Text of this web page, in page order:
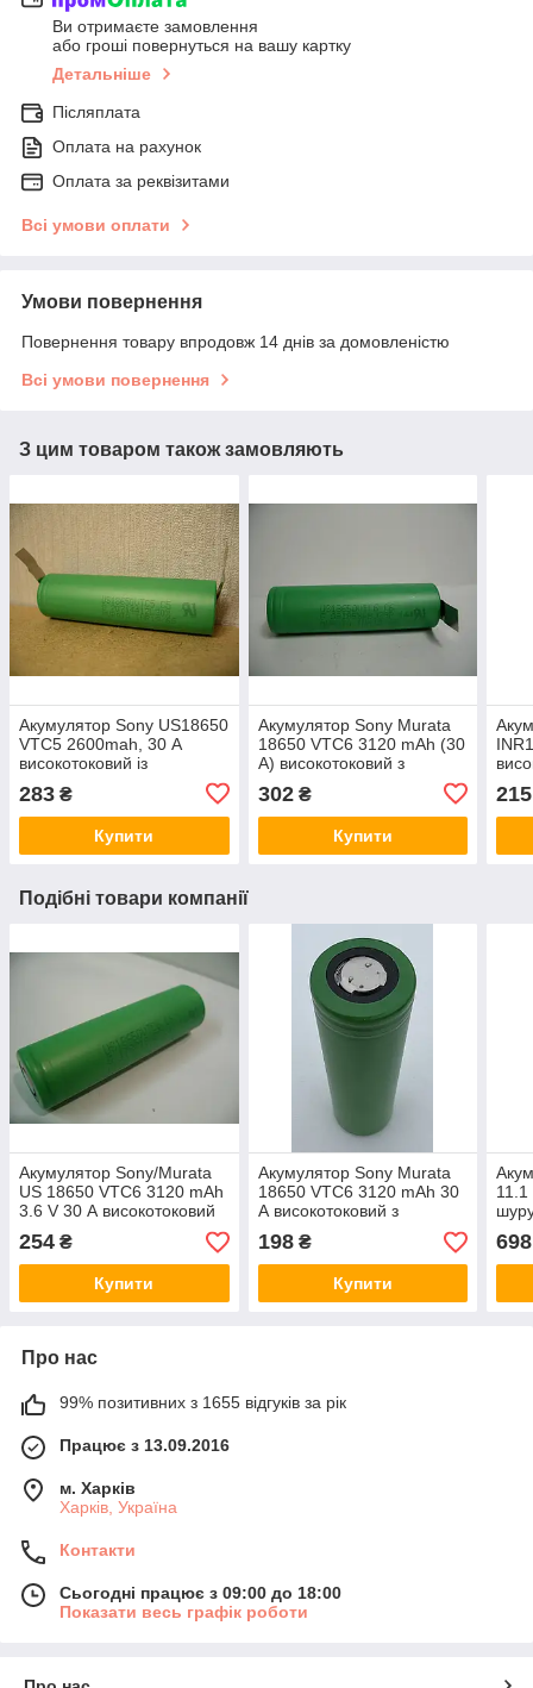
Ви отримаєте замовлення
або гроші повернуться на вашу картку
Детальніше
Післяплата
Оплата на рахунок
Оплата за реквізитами
Всі умови оплати
Умови повернення
Повернення товару впродовж 14 днів за домовленістю
Всі умови повернення
З цим товаром також замовляють
Акумулятор Sony US18650
VTC5 2600mah, 30 А
високотоковий із
виведеннями під паяння
U-tags
283 ₴
Купити
Акумулятор Sony Murata
18650 VTC6 3120 mAh (30
А) високотоковий з
виведеннями під паяння
302₴
Купити
U-
215
Подібні товари компанії
Акумулятор Sony/Murata
US 18650 VTC6 3120 mAh
3.6 V 30 А високотоковий
254 ₴
Купити
Акумулятор Sony Murata
18650 VTC6 3120 mAh 30
А високотоковий з
розбирання
198₴
Купити
11.1
698
Про нас
99% позитивних з 1655 відгуків за рік
Працює з 13.09.2016
м. Харків
Харків, Україна
Контакти
Сьогодні працює з 09:00 до 18:00
Показати весь графік роботи